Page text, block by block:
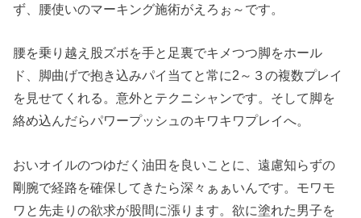
ず、腰使いのマーキング施術がえろぉ～です。
腰を乗り越え股ズボを手と足裏でキメつつ脚をホール
ド、脚曲げで抱き込みパイ当てと常に2～３の複数プレイ
を見せてくれる。意外とテクニシャンです。そして脚を
絡め込んだらパワープッシュのキワキワプレイへ。
おいオイルのつゆだく油田を良いことに、遠慮知らずの
剛腕で経路を確保してきたら深々ぁぁいんです。モワモ
ワと先走りの欲求が股間に漲ります。欲に塗れた男子を